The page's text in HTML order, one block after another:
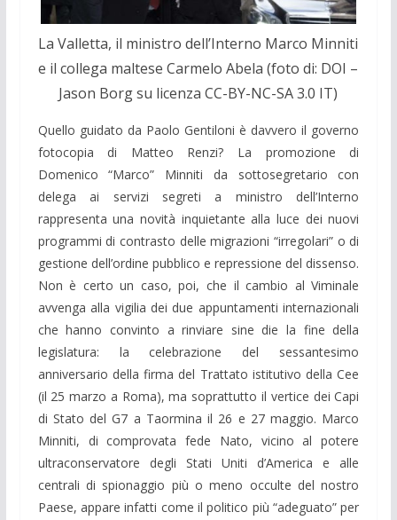
La Valletta, il ministro dell’Interno Marco Minniti
e il collega maltese Carmelo Abela (foto di: DOI –
Jason Borg su licenza CC-BY-NC-SA 3.0 IT)
Quello guidato da Paolo Gentiloni è davvero il governo
fotocopia di Matteo Renzi? La promozione di
Domenico “Marco” Minniti da sottosegretario con
delega ai servizi segreti a ministro dell’Interno
rappresenta una novità inquietante alla luce dei nuovi
programmi di contrasto delle migrazioni “irregolari” o di
gestione dell’ordine pubblico e repressione del dissenso.
Non è certo un caso, poi, che il cambio al Viminale
avvenga alla vigilia dei due appuntamenti internazionali
che hanno convinto a rinviare sine die la fine della
legislatura: la celebrazione del sessantesimo
anniversario della firma del Trattato istitutivo della Cee
(il 25 marzo a Roma), ma soprattutto il vertice dei Capi
di Stato del G7 a Taormina il 26 e 27 maggio. Marco
Minniti, di comprovata fede Nato, vicino al potere
ultraconservatore degli Stati Uniti d’America e alle
centrali di spionaggio più o meno occulte del nostro
Paese, appare infatti come il politico più “adeguato” per